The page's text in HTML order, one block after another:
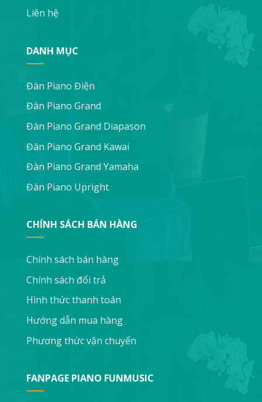
Liên hệ
DANH MỤC
Đàn Piano Điện
Đàn Piano Grand
Đàn Piano Grand Diapason
Đàn Piano Grand Kawai
Đàn Piano Grand Yamaha
Đàn Piano Upright
CHÍNH SÁCH BÁN HÀNG
Chính sách bán hàng
Chính sách đổi trả
Hình thức thanh toán
Hướng dẫn mua hàng
Phương thức vận chuyển
FANPAGE PIANO FUNMUSIC